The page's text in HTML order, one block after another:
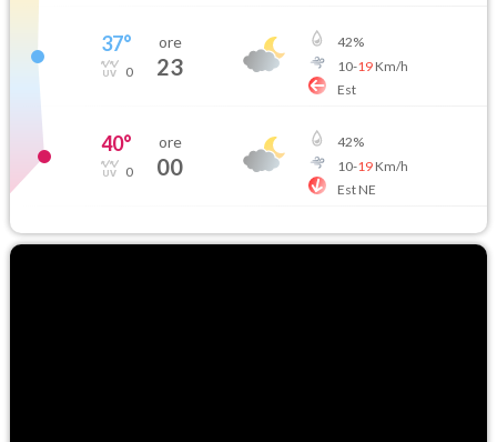
37°
0
ore
23
42%
10-19Km/h
Est
40°
0
ore
00
42%
10-19Km/h
Est NE